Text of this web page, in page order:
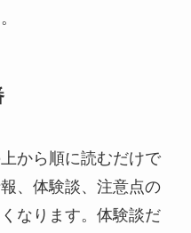
から順に読むだけで
、体験談、注意点の
なります。体験談だ